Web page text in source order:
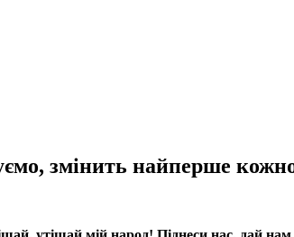
змінить найперше